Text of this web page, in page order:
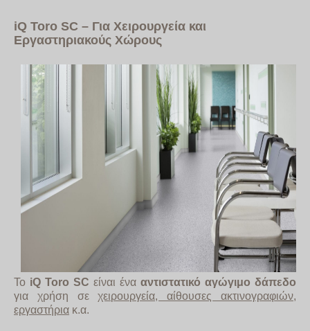
iQ Toro SC – Για Χειρουργεία και
Εργαστηριακούς Χώρους
Το iQ Toro SC είναι ένα αντιστατικό αγώγιμο δάπεδο
για χρήση σεχειρουργεία, αίθουσες ακτινογραφιών,
εργαστήρια κ.α.